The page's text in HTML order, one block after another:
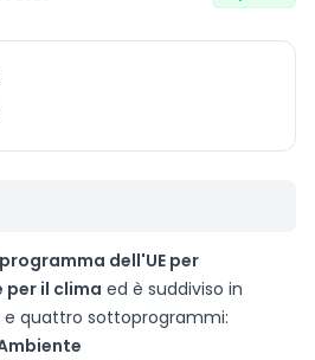
programma dell'UE per
per il clima ed è suddiviso in
e quattro sottoprogrammi: